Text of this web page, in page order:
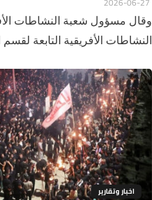
وقال مسؤول شعبة النشاطات
النشاطات الأفريقية التابعة
اخبار وتقارير